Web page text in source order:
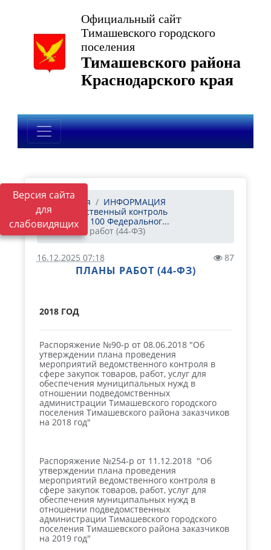
Версия сайта
для
слабовидящих
Официальный сайт
Тимашевского городского
поселения
Тимашевского района
Краснодарского края
Главная
ИНФОРМАЦИЯ
Ведомственный контроль
Статья 100 Федеральног...
Планы работ (44-ФЗ)
16.12.2025 07:18 87
ПЛАНЫ РАБОТ (44-ФЗ)
2018 ГОД
Распоряжение №90-р от 08.06.2018 "Об
утверждении плана проведения
мероприятий ведомственного контроля в
сфере закупок товаров, работ, услуг для
обеспечения муниципальных нужд в
отношении подведомственных
администрации Тимашевского городского
поселения Тимашевского района заказчиков
на 2018 год"
Распоряжение №254-р от 11.12.2018 "Об
утверждении плана проведения
мероприятий ведомственного контроля в
сфере закупок товаров, работ, услуг для
обеспечения муниципальных нужд в
отношении подведомственных
администрации Тимашевского городского
поселения Тимашевского района заказчиков
на 2019 год"